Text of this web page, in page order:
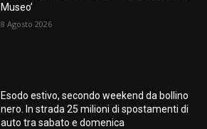
Museo’
8 Agosto 2026
Esodo estivo, secondo weekend da bollino
nero. In strada 25 milioni di spostamenti di
auto tra sabato e domenica